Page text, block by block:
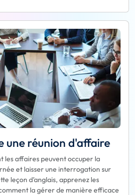
une réunion d'affaire
les affaires peuvent occuper la
et laisser une interrogation sur
leçon d’anglais, apprenez les
la gérer de manière efficace